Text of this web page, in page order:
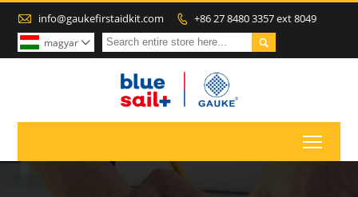
 info@gaukefirstaidkit.com  +86 27 8480 3357 ext 8049

magyar 